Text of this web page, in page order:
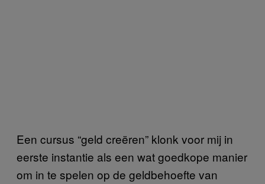
Een cursus “geld creëren” klonk voor mij in
eerste instantie als een wat goedkope manier
om in te spelen op de geldbehoefte van